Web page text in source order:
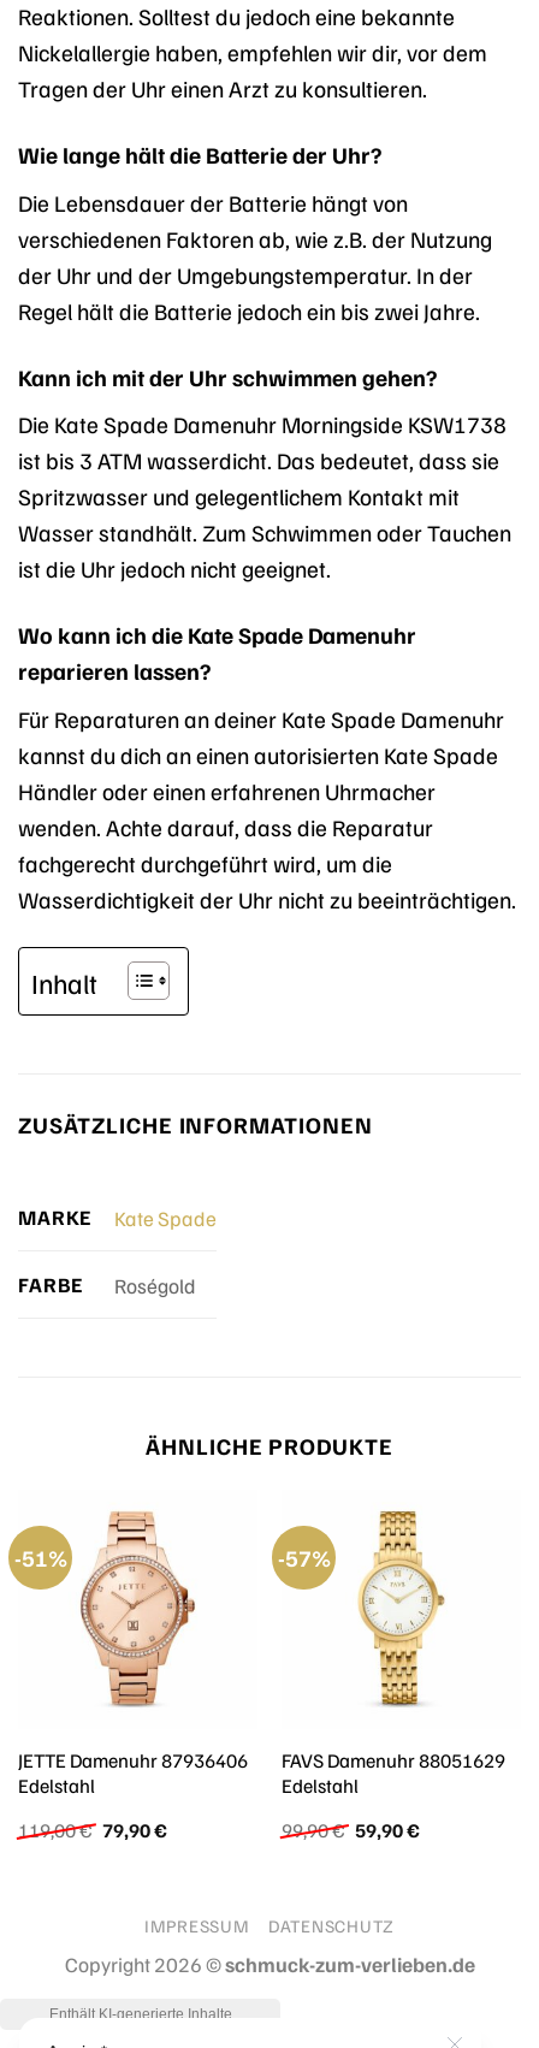
Reaktionen. Solltest du jedoch eine bekannte
Nickelallergie haben, empfehlen wir dir, vor dem
Tragen der Uhr einen Arzt zu konsultieren.
Wie lange hält die Batterie der Uhr?
Die Lebensdauer der Batterie hängt von
verschiedenen Faktoren ab, wie z.B. der Nutzung
der Uhr und der Umgebungstemperatur. In der
Regel hält die Batterie jedoch ein bis zwei Jahre.
Kann ich mit der Uhr schwimmen gehen?
Die Kate Spade Damenuhr Morningside KSW1738
ist bis 3 ATM wasserdicht. Das bedeutet, dass sie
Spritzwasser und gelegentlichem Kontakt mit
Wasser standhält. Zum Schwimmen oder Tauchen
ist die Uhr jedoch nicht geeignet.
Wo kann ich die Kate Spade Damenuhr
reparieren lassen?
Für Reparaturen an deiner Kate Spade Damenuhr
kannst du dich an einen autorisierten Kate Spade
Händler oder einen erfahrenen Uhrmacher
wenden. Achte darauf, dass die Reparatur
fachgerecht durchgeführt wird, um die
Wasserdichtigkeit der Uhr nicht zu beeinträchtigen.
Inhalt
ZUSÄTZLICHE INFORMATIONEN
MARKE Kate Spade
FARBE Roségold
ÄHNLICHE PRODUKTE
-51%
JETTE Damenuhr 87936406
Edelstahl
119,00€ Ursprünglicher
Preis
79,90€Aktueller
-57%
FAVS Damenuhr 88051629
Edelstahl
99,90€ Ursprünglicher
Preis
59,90€Aktueller
IMPRESSUM DATENSCHUTZ
Copyright 2026 ©schmuck-zum-verlieben.de